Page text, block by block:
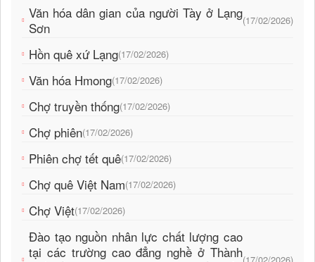
Văn hóa dân gian của người Tày ở Lạng
Sơn
(17/02/2026)
Hồn quê xứ Lạng(17/02/2026)
Văn hóa Hmong(17/02/2026)
Chợ truyền thống(17/02/2026)
Chợ phiên(17/02/2026)
Phiên chợ tết quê(17/02/2026)
Chợ quê Việt Nam(17/02/2026)
Chợ Việt(17/02/2026)
Đào tạo nguồn nhân lực chất lượng cao
tại các trường cao đẳng nghề ở Thành